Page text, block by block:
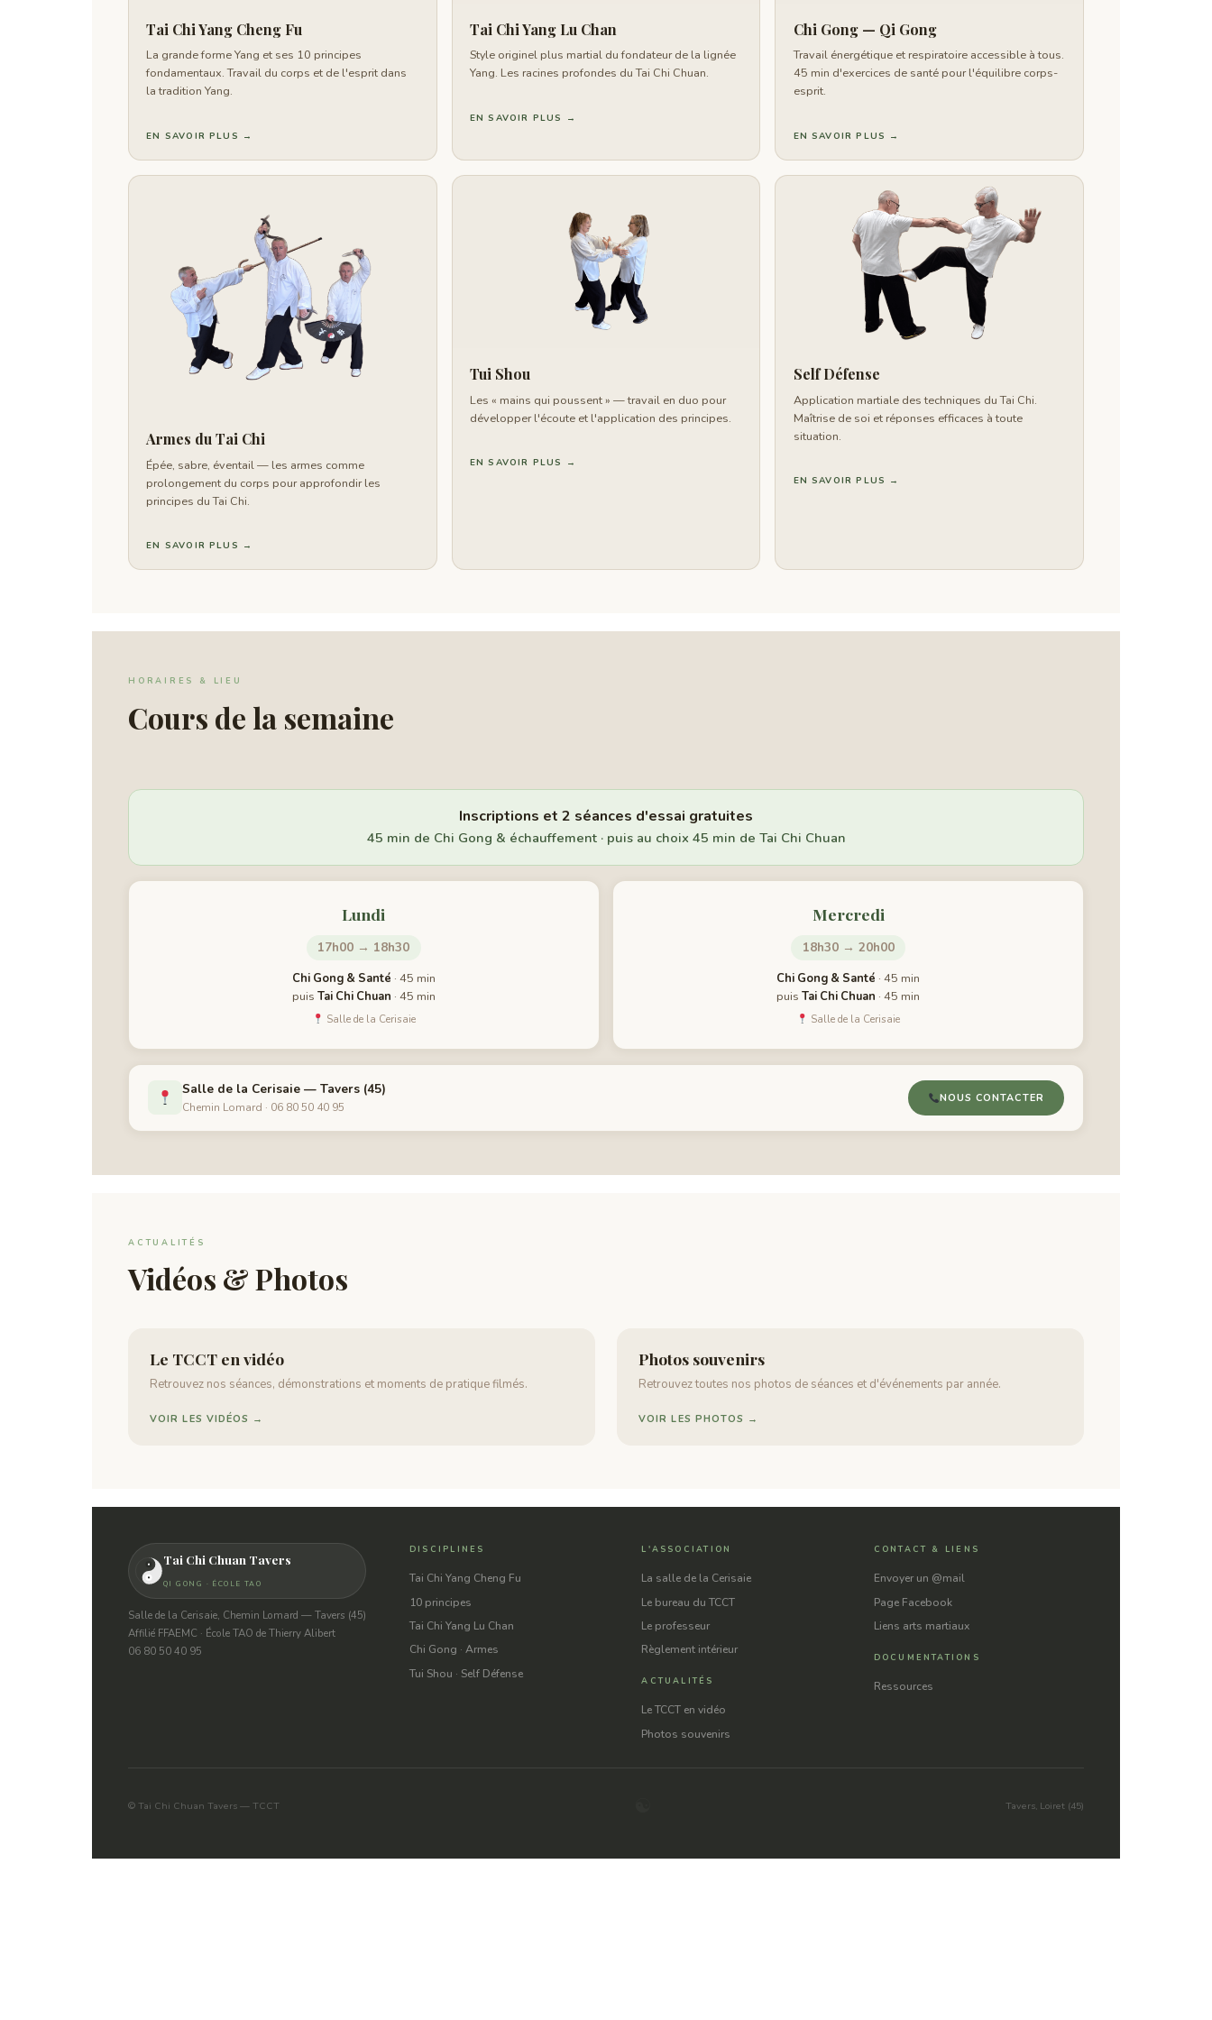
Tai Chi Yang Cheng Fu
La grande forme Yang et ses 10 principes
fondamentaux. Travail du corps et de l'esprit dans
la tradition Yang.
EN SAVOIR PLUS →
Tai Chi Yang Lu Chan
Style originel plus martial du fondateur de la lignée
Yang. Les racines profondes du Tai Chi Chuan.
EN SAVOIR PLUS →
Chi Gong — Qi Gong
Travail énergétique et respiratoire accessible à tous.
45 min d'exercices de santé pour l'équilibre corps-
esprit.
EN SAVOIR PLUS →
Armes du Tai Chi
Épée, sabre, éventail — les armes comme
prolongement du corps pour approfondir les
principes du Tai Chi.
EN SAVOIR PLUS →
Tui Shou
Les « mains qui poussent » — travail en duo pour
développer l'écoute et l'application des principes.
EN SAVOIR PLUS →
Self Défense
Application martiale des techniques du Tai Chi.
Maîtrise de soi et réponses efficaces à toute
situation.
EN SAVOIR PLUS →
HORAIRES & LIEU
Cours de la semaine
Inscriptions et 2 séances d'essai gratuites
45 min de Chi Gong & échauffement · puis au choix 45 min de Tai Chi Chuan
Lundi
17h00 → 18h30
Chi Gong & Santé · 45 min
puis Tai Chi Chuan · 45 min
Salle de la Cerisaie
Mercredi
18h30 → 20h00
Chi Gong & Santé · 45 min
puisTai Chi Chuan · 45 min
Salle de la Cerisaie
Salle de la Cerisaie — Tavers (45)
Chemin Lomard · 06 80 50 40 95
NOUS CONTACTER
ACTUALITÉS
Vidéos & Photos
Le TCCT en vidéo
Retrouvez nos séances, démonstrations et moments de pratique filmés.
VOIR LES VIDÉOS →
Photos souvenirs
Retrouvez toutes nos photos de séances et d'événements par année.
VOIR LES PHOTOS →
Tai Chi Chuan Tavers
QI GONG · ÉCOLE TAO
Salle de la Cerisaie, Chemin Lomard — Tavers (45)
Affilié FFAEMC · École TAO de Thierry Alibert
06 80 50 40 95
DISCIPLINES
Tai Chi Yang Cheng Fu
10 principes
Tai Chi Yang Lu Chan
Chi Gong · Armes
Tui Shou · Self Défense
L'ASSOCIATION
La salle de la Cerisaie
Le bureau du TCCT
Le professeur
Règlement intérieur
ACTUALITÉS
Le TCCT en vidéo
Photos souvenirs
CONTACT & LIENS
Envoyer un @mail
Page Facebook
Liens arts martiaux
DOCUMENTATIONS
Ressources
© Tai Chi Chuan Tavers — TCCT Tavers, Loiret (45)